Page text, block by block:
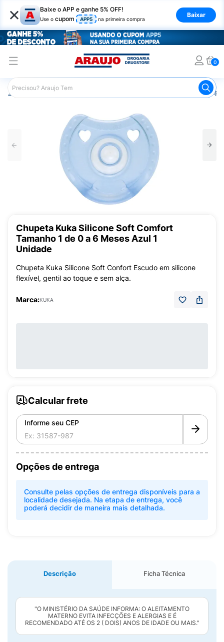
× Baixe o APP e ganhe 5% OFF!
Use o cupom APP5 na primeira compra
Baixar
0
Araujo Infantil
Chupeta Kuka Silicone Soft Comfort
Tamanho 1 de 0 a 6 Meses Azul 1
Unidade
Chupeta Kuka Silicone Soft Confort Escudo em silicone
flexível, gentil ao toque e sem alça.
Marca:KUKA
Calcular frete
Informe seu CEP
Opções de entrega
Consulte pelas opções de entrega disponíveis para a
localidade desejada. Na etapa de entrega, você
poderá decidir de maneira mais detalhada.
Descrição Ficha Técnica
"O MINISTÉRIO DA SAÚDE INFORMA: O ALEITAMENTO
MATERNO EVITA INFECÇÕES E ALERGIAS E É
RECOMENDADO ATÉ OS 2 ( DOIS) ANOS DE IDADE OU MAIS."